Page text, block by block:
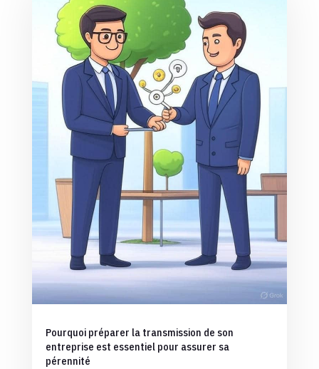
Pourquoi préparer la transmission de son
entreprise est essentiel pour assurer sa
pérennité